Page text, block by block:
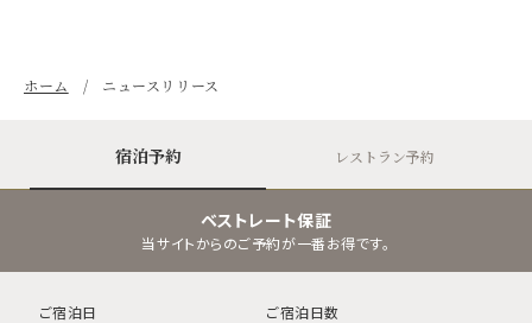
ホーム ニュースリリース
宿泊予約 レストラン予約
ベストレート保証
当サイトからのご予約が一番お得です。
ご宿泊日 ご宿泊日数